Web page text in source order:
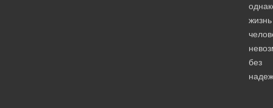
жизнь
без